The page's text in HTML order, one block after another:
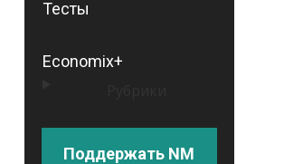
Тесты
Economix+
Поддержать NM